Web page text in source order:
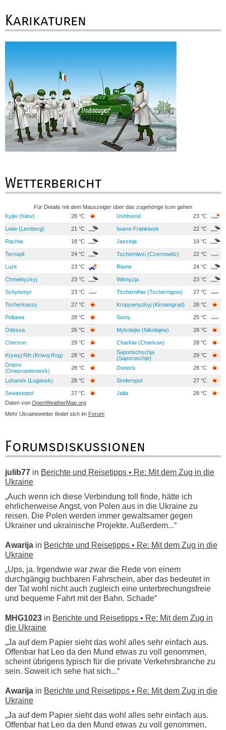
Karikaturen
Wetterbericht
Für Details mit dem Mauszeiger über das zugehörige Icon gehen
Kyjiw (Kiew)
28 °C Ushhorod 23 °C
Lwiw (Lemberg) 21 °C Iwano-Frankiwsk 22 °C
Rachiw 18 °C Jassinja 19 °C
Ternopil 24 °C Tscherniwzi (Czernowitz) 22 °C
Luzk 23 °C Riwne 24 °C
Chmelnyzkyj 23 °C Winnyzja 23 °C
Schytomyr 23 °C Tschernihiw (Tschernigow) 27 °C
Tscherkassy 27 °C Kropywnyzkyj (Kirowograd) 28 °C
Poltawa 28 °C Sumy 25 °C
Odessa 26 °C Mykolajiw (Nikolajew) 28 °C
Cherson 29 °C Charkiw (Charkow) 28 °C
Krywyj Rih (Kriwoj Rog) 28 °C
Saporischschja
(Saporoschje)
29 °C
Dnipro
(Dnepropetrowsk)
28 °C Donezk 28 °C
Luhansk (Lugansk) 28 °C Simferopol 27 °C
Sewastopol 27 °C Jalta
28 °C
Daten von OpenWeatherMap.org
Mehr Ukrainewetter findet sich im Forum
Forumsdiskussionen
julib77 in Berichte und Reisetipps • Re: Mit dem Zug in die
Ukraine
„Auch wenn ich diese Verbindung toll finde, hätte ich
ehrlicherweise Angst, von Polen aus in die Ukraine zu
reisen. Die Polen werden immer gewaltsamer gegen
Ukrainer und ukrainische Projekte. Außerdem...“
Awarija in Berichte und Reisetipps • Re: Mit dem Zug in die
Ukraine
„Ups, ja. Irgendwie war zwar die Rede von einem
durchgängig buchbaren Fahrschein, aber das bedeutet in
der Tat wohl nicht auch zugleich eine unterbrechungsfreie
und bequeme Fahrt mit der Bahn. Schade“
MHG1023 in Berichte und Reisetipps • Re: Mit dem Zug in
die Ukraine
„Ja auf dem Papier sieht das wohl alles sehr einfach aus.
Offenbar hat Leo da den Mund etwas zu voll genommen,
scheint übrigens typisch für die private Verkehrsbranche zu
sein. Soweit ich sehe hat sich...“
Awarija in Berichte und Reisetipps • Re: Mit dem Zug in die
Ukraine
„Ja auf dem Papier sieht das wohl alles sehr einfach aus.
Offenbar hat Leo da den Mund etwas zu voll genommen,